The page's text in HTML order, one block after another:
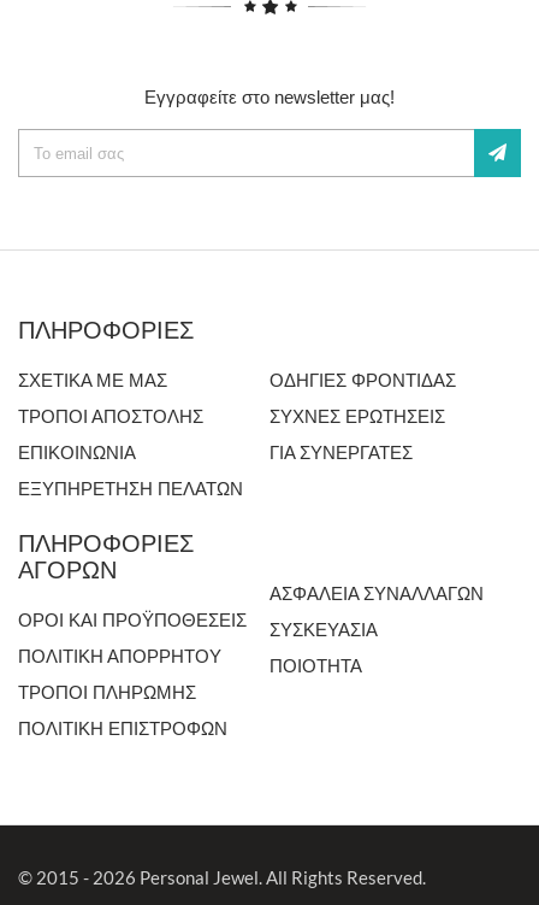
Εγγραφείτε στο newsletter μας!
ΠΛΗΡΟΦΟΡΙΕΣ
ΣΧΕΤΙΚΑ ΜΕ ΜΑΣ
ΤΡΟΠΟΙ ΑΠΟΣΤΟΛΗΣ
ΕΠΙΚΟΙΝΩΝΙΑ
ΕΞΥΠΗΡΕΤΗΣΗ ΠΕΛΑΤΩΝ
ΟΔΗΓΙΕΣ ΦΡΟΝΤΙΔΑΣ
ΣΥΧΝΕΣ ΕΡΩΤΗΣΕΙΣ
ΓΙΑ ΣΥΝΕΡΓΑΤΕΣ
ΠΛΗΡΟΦΟΡΙΕΣ
ΑΓΟΡΩΝ
ΟΡΟΙ ΚΑΙ ΠΡΟΫΠΟΘΕΣΕΙΣ
ΠΟΛΙΤΙΚΗ ΑΠΟΡΡΗΤΟΥ
ΤΡΟΠΟΙ ΠΛΗΡΩΜΗΣ
ΠΟΛΙΤΙΚΗ ΕΠΙΣΤΡΟΦΩΝ
ΑΣΦΑΛΕΙΑ ΣΥΝΑΛΛΑΓΩΝ
ΣΥΣΚΕΥΑΣΙΑ
ΠΟΙΟΤΗΤΑ
© 2015 - 2026 Personal Jewel. All Rights Reserved.